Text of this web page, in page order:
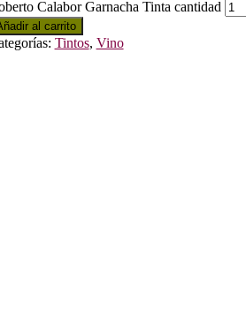
Calabor Garnacha Tinta cantidad
al carrito
Tintos, Vino